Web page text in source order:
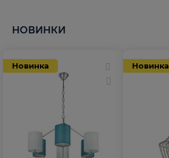
НОВИНКИ
Новинка Новинка